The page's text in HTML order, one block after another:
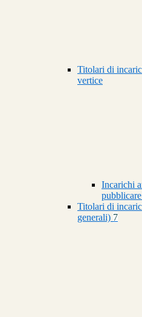
Titolari di
vertice
Incarichi
Titolari di
generali) 7